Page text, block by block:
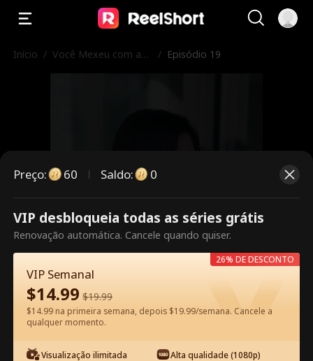
Início / Você Mexeu com as I
/ Episódio 19
Este episódio é pago. Desbloqueie
para assistir.
60Desbloquear agora
Assista Grátis no App
Preço: 60 Saldo: 0
VIP desbloqueia todas as séries grátis
Renovação automática. Cancele quando quiser.
VIP Semanal
$14.99 $19.99
$14.99 na primeira semana, depois $19.99/semana. Cancele a
qualquer momento.
Visualização ilimitada Alta qualidade (1080p)
26% DE DESCONTO